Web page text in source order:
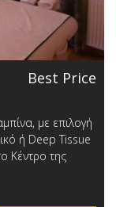
Best Price
με επιλογή
ή Deep Tissue
Κέντρο της